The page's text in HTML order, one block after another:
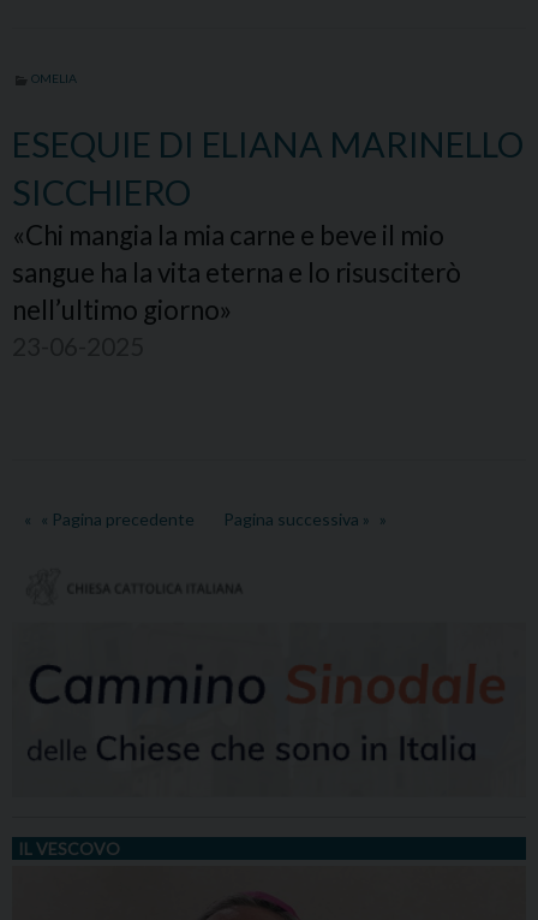
OMELIA
ESEQUIE DI ELIANA MARINELLO
SICCHIERO
«Chi mangia la mia carne e beve il mio
sangue ha la vita eterna e lo risusciterò
nell’ultimo giorno»
« Pagina precedente Pagina successiva »
IL VESCOVO